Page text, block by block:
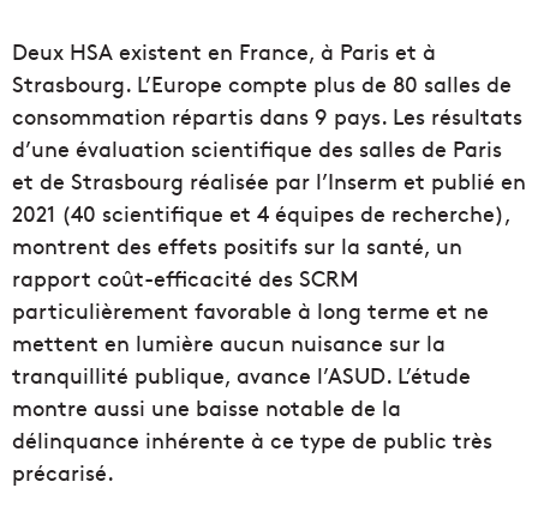
Deux HSA existent en France, à Paris et à
Strasbourg. L’Europe compte plus de 80 salles de
consommation répartis dans 9 pays. Les résultats
d’une évaluation scientifique des salles de Paris
et de Strasbourg réalisée par l’Inserm et publié en
2021 (40 scientifique et 4 équipes de recherche),
montrent des effets positifs sur la santé, un
rapport coût-efficacité des SCRM
particulièrement favorable à long terme et ne
mettent en lumière aucun nuisance sur la
tranquillité publique, avance l’ASUD. L’étude
montre aussi une baisse notable de la
délinquance inhérente à ce type de public très
précarisé.